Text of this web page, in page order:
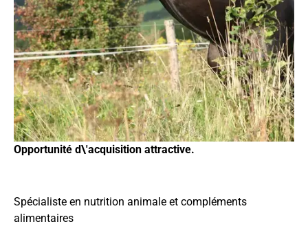
Opportunité d\'acquisition attractive.
Spécialiste en nutrition animale et compléments
alimentaires